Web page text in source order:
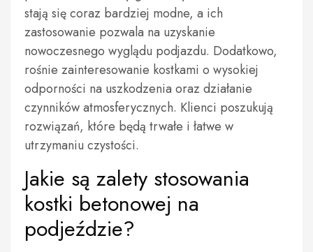
stają się coraz bardziej modne, a ich
zastosowanie pozwala na uzyskanie
nowoczesnego wyglądu podjazdu. Dodatkowo,
rośnie zainteresowanie kostkami o wysokiej
odporności na uszkodzenia oraz działanie
czynników atmosferycznych. Klienci poszukują
rozwiązań, które będą trwałe i łatwe w
utrzymaniu czystości.
Jakie są zalety stosowania
kostki betonowej na
podjeździe?